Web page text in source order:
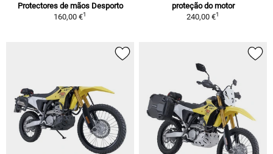
Protectores de mãos Desporto
160,00 €1
proteção do motor
240,00 €1